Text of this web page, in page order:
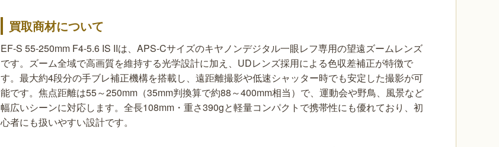
買取商材について
EF-S 55-250mm F4-5.6 IS IIは、APS-Cサイズのキヤノンデジタル一眼レフ専用の望遠ズームレンズ
です。ズーム全域で高画質を維持する光学設計に加え、UDレンズ採用による色収差補正が特徴で
す。最大約4段分の手ブレ補正機構を搭載し、遠距離撮影や低速シャッター時でも安定した撮影が可
能です。焦点距離は55～250mm（35mm判換算で約88～400mm相当）で、運動会や野鳥、風景など
幅広いシーンに対応します。全長108mm・重さ390gと軽量コンパクトで携帯性にも優れており、初
心者にも扱いやすい設計です。